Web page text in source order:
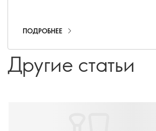
подлинное "я" - с макияжем и без него.
ПОДРОБНЕЕ
Другие статьи